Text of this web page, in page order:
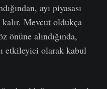
ayı piyasası
Mevcut oldukça
önüne alındığında,
etkileyici olarak kabul